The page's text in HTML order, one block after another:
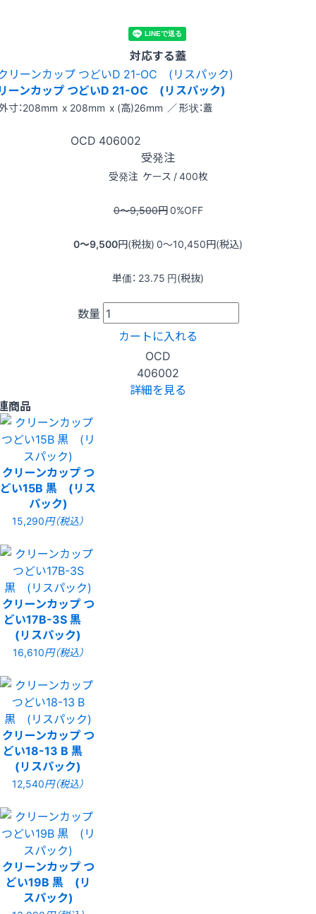
対応する蓋
ーンカップ つどいD 21-OC (リスパック)
寸：208mm x 208mm x (高)26mm ／ 形状：蓋
OCD 406002
受発注
受発注 ケース / 400枚
0〜9,500円0%OFF
0〜9,500円(税抜) 0〜10,450円(税込)
単価： 23.75 円(税抜)
数量
カートに入れる
OCD
406002
詳細を見る
商品
クリーンカップ つ
どい15B 黒 (リス
パック)
15,290円（税込）
クリーンカップ つ
どい17B-3S 黒
(リスパック)
16,610円（税込）
クリーンカップ つ
どい18-13 B 黒
(リスパック)
12,540円（税込）
クリーンカップ つ
どい19B 黒 (リ
スパック)